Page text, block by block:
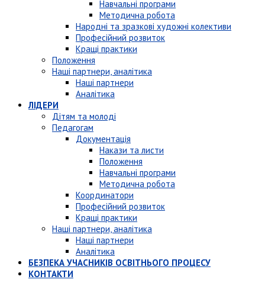
Навчальні програми
Методична робота
Народні та зразкові художні колективи
Професійний розвиток
Кращі практики
Положення
Наші партнери, аналітика
Наші партнери
Аналітика
ЛІДЕРИ
Дітям та молоді
Педагогам
Документація
Накази та листи
Положення
Навчальні програми
Методична робота
Координатори
Професійний розвиток
Кращі практики
Наші партнери, аналітика
Наші партнери
Аналітика
БЕЗПЕКА УЧАСНИКІВ ОСВІТНЬОГО ПРОЦЕСУ
КОНТАКТИ